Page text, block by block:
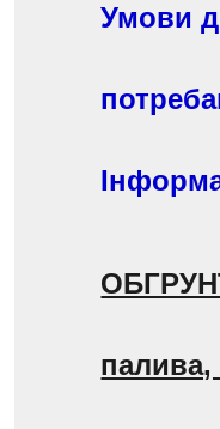
Умови
палива,